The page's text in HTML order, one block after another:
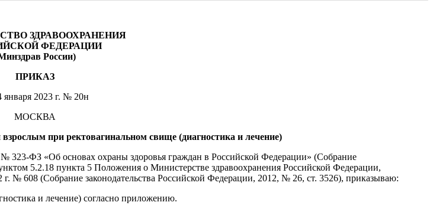
ЗДРАВООХРАНЕНИЯ
ФЕДЕРАЦИИ
России)
ПРИКАЗ
января 2023 г. № 20н
МОСКВА
при ректовагинальном свище (диагностика и лечение)
№ 323-ФЗ «Об основах охраны здоровья граждан в Российской Федерации» (Собрание
5.2.18 пункта 5 Положения о Министерстве здравоохранения Российской Федерации,
№ 608 (Собрание законодательства Российской Федерации, 2012, № 26, ст. 3526), приказываю:
и лечение) согласно приложению.